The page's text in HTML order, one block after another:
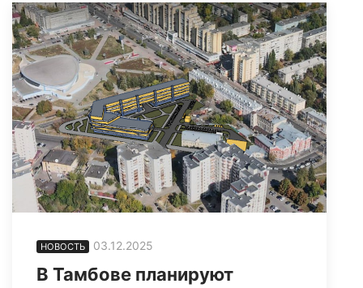
НОВОСТЬ 03.12.2025
В Тамбове планируют